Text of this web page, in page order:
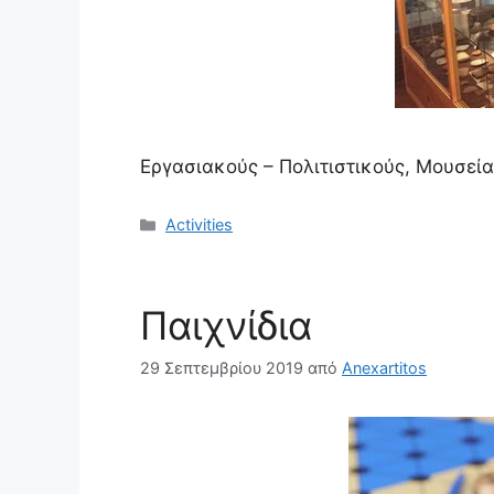
Εργασιακούς – Πολιτιστικούς,
Κατηγορίες
Activities
Παιχνίδια
29 Σεπτεμβρίου 2019 από Anexartitos